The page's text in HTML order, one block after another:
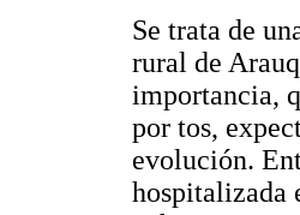
Se trata de
rural de
importancia,
por tos,
evolución.
hospitalizada